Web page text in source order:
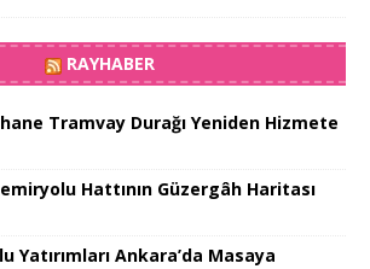
RAYHABER
Tramvay Durağı Yeniden Hizmete
Hattının Güzergâh Haritası
Yatırımları Ankara’da Masaya